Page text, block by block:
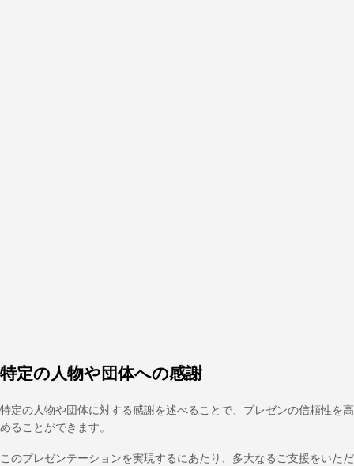
特定の人物や団体への感謝
特定の人物や団体に対する感謝を述べることで、プレゼンの信頼性を高
めることができます。
このプレゼンテーションを実現するにあたり、多大なるご支援をいただ